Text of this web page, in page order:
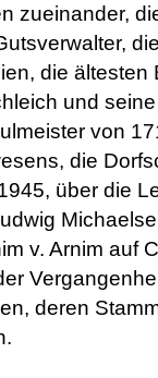
zueinander,
die ältesten
und
von
die
über die
v. Arnim auf
deren